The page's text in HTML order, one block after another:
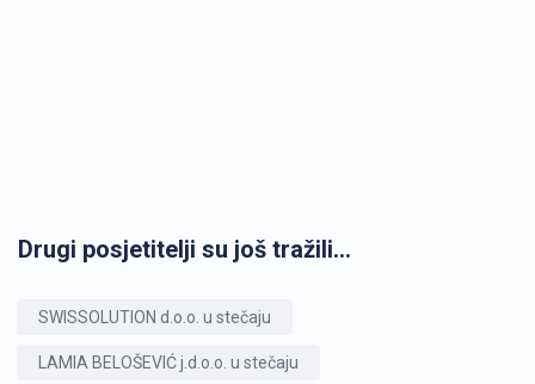
Drugi posjetitelji su još tražili...
SWISSOLUTION d.o.o. u stečaju
LAMIA BELOŠEVIĆ j.d.o.o. u stečaju